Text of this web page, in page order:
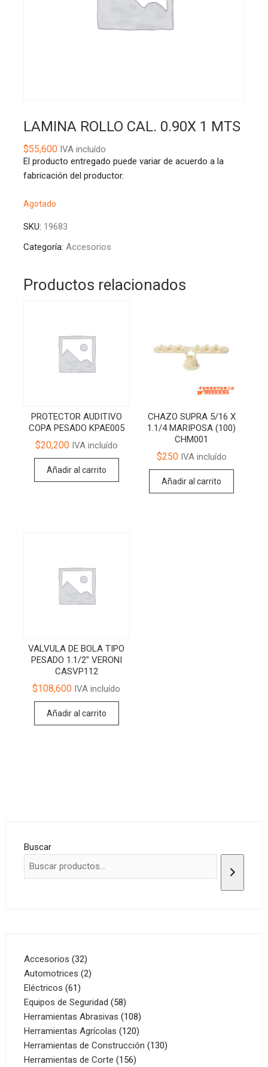
LAMINA ROLLO CAL. 0.90X 1 MTS
$55,600IVA incluído
El producto entregado puede variar de acuerdo a la
fabricación del productor.
Agotado
SKU: 19683
Categoría: Accesorios
Productos relacionados
PROTECTOR AUDITIVO
COPA PESADO KPAE005
$20,200IVA incluído
Añadir al carrito
CHAZO SUPRA 5/16 X
1.1/4 MARIPOSA (100)
CHM001
$250IVA incluído
Añadir al carrito
VALVULA DE BOLA TIPO
PESADO 1.1/2″ VERONI
CASVP112
$108,600 IVA incluído
Añadir al carrito
Buscar
Accesorios 3232
productos
Automotrices 22
Eléctricos 6161
productos
Equipos de Seguridad 5858
productos
Herramientas Abrasivas 108108
productos
Herramientas Agrícolas 120120
productos
Herramientas de Construcción 130130
Herramientas de Corte 156156